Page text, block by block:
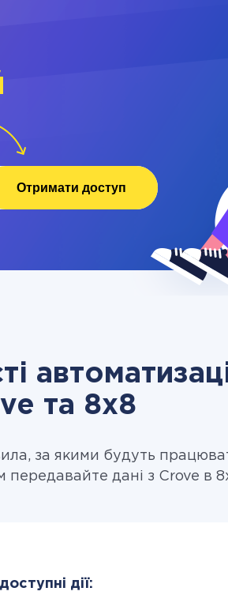
Отримати доступ
та 8x8
за якими будуть
передавайте дані з Crove в
дії: